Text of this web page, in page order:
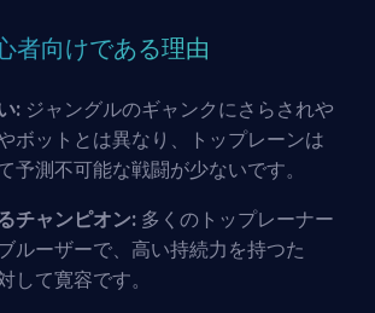
者向けである理由
: ジャングルのギャンクにさらされや
ボットとは異なり、トップレーンは
予測不可能な戦闘が少ないです。
チャンピオン: 多くのトップレーナー
ルーザーで、高い持続力を持つた
して寛容です。